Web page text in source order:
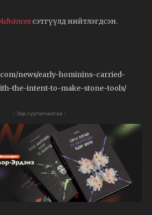
сэтгүүлд нийтлэгдсэн.
news/early-hominins-carried-
the-intent-to-make-stone-tools/
- Зар сурталчилгаа -